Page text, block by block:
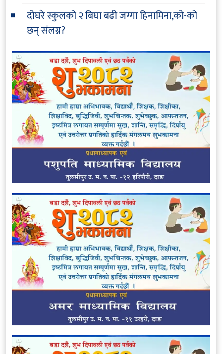
दोघरे स्कुलको २ बिघा बढी जग्गा हिनामिना,को-को
छन् संलग्न?